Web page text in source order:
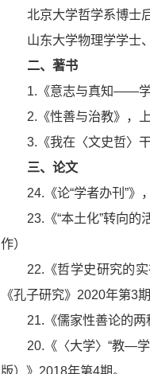
北京大学哲学系博士
山东大学物理学学士
二、著书
1.《意志与真知——学
2.《性善与治教》，
3.《我在〈文史哲〉
三、论文
24.《论“学者办刊”》
23.《“本土化”转向
作）
22.《哲学史研究的
《孔子研究》2020年第3期
21.《儒家性善论的
20.《〈大学〉“教—
版）》2018年第4期。